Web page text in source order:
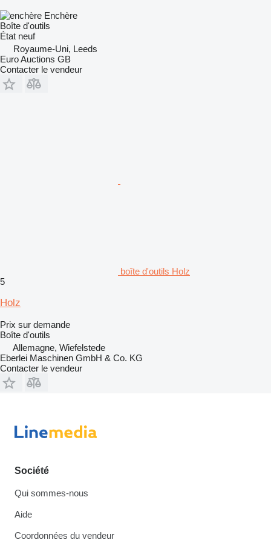
Enchère
Boîte d'outils
État neuf
Royaume-Uni, Leeds
Euro Auctions GB
Contacter le vendeur
boîte d'outils Holz
5
Holz
Prix sur demande
Boîte d'outils
Allemagne, Wiefelstede
Eberlei Maschinen GmbH & Co. KG
Contacter le vendeur
Société
Qui sommes-nous
Aide
Coordonnées du vendeur